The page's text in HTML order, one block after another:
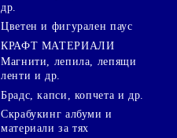
др.
Цветен и фигурален паус
КРАФТ МАТЕРИАЛИ
Магнити, лепила, лепящи
ленти и др.
Брадс, капси, копчета и др.
Скрабукинг албуми и
материали за тях